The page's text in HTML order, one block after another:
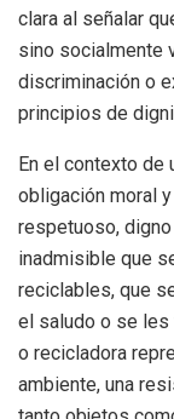
clara al señalar
sino socialmente
discriminación o
principios de
En el contexto de
obligación moral
respetuoso,
inadmisible que
reciclables, que
el saludo o se les
o recicladora
ambiente, una